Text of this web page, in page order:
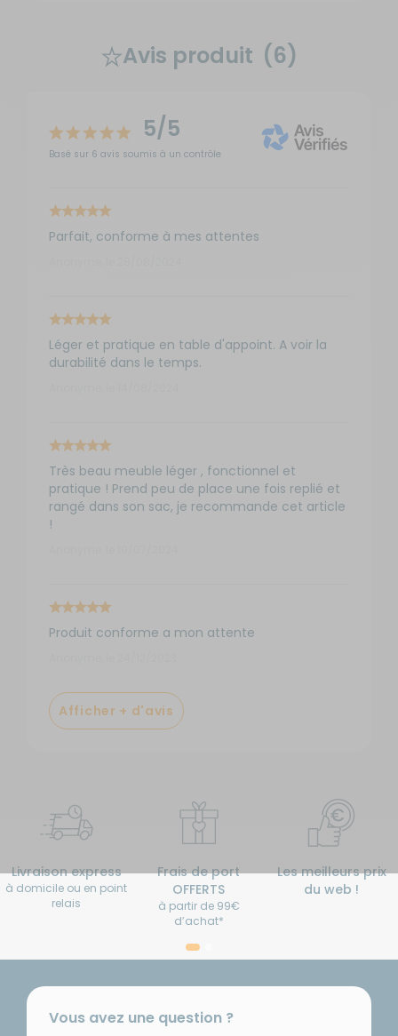
Avis produit (6)
5/5
Basé sur 6 avis soumis à un contrôle
Parfait, conforme à mes attentes
Léger et pratique en table d'appoint. A voir la
durabilité dans le temps.
Très beau meuble léger , fonctionnel et
pratique ! Prend peu de place une fois replié et
rangé dans son sac, je recommande cet article
!
Produit conforme a mon attente
Afficher + d'avis
Livraison express
à domicile ou en point
relais
Frais de port
OFFERTS
à partir de 99€
d’achat*
Les meilleurs prix
du web !
Vous avez une question ?